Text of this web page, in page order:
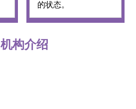
的状态。
机构介绍